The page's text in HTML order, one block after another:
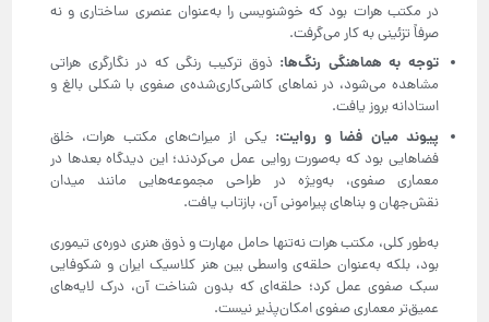
در مکتب هرات بود که خوشنویسی را به‌عنوان عنصری ساختاری و نه
صرفاً تزئینی به کار می‌گرفت.
توجه به هماهنگی رنگ‌ها: ذوق ترکیب رنگی که در نگارگری هراتی
مشاهده می‌شود، در نماهای کاشی‌کاری‌شده‌ی صفوی با شکلی بالغ و
استادانه بروز یافت.
پیوند میان فضا و روایت: یکی از میراث‌های مکتب هرات، خلق
فضاهایی بود که به‌صورت روایی عمل می‌کردند؛ این دیدگاه بعدها در
معماری صفوی، به‌ویژه در طراحی مجموعه‌هایی مانند میدان
نقش‌جهان و بناهای پیرامونی آن، بازتاب یافت.
به‌طور کلی، مکتب هرات نه‌تنها حامل مهارت و ذوق هنری دوره‌ی تیموری
بود، بلکه به‌عنوان حلقه‌ی واسطی بین هنر کلاسیک ایران و شکوفایی
سبک صفوی عمل کرد؛ حلقه‌ای که بدون شناخت آن، درک لایه‌های
عمیق‌تر معماری صفوی امکان‌پذیر نیست.